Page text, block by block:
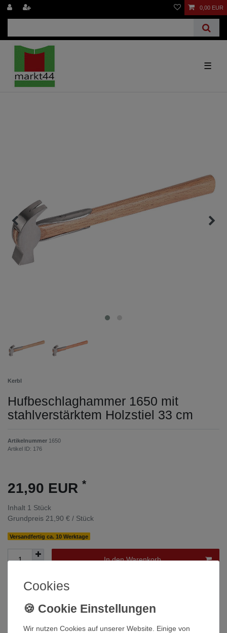
0,00 EUR
☰
Kerbl
Hufbeschlaghammer 1650 mit
stahlverstärktem Holzstiel 33 cm
Artikelnummer 1650
Artikel ID: 176
21,90 EUR *
Inhalt 1 Stück
Grundpreis 21,90 € / Stück
Versandfertig ca. 10 Werktage
In den Warenkorb
Wunschliste
Cookies
Wir nutzen Cookies auf unserer Website. Einige von